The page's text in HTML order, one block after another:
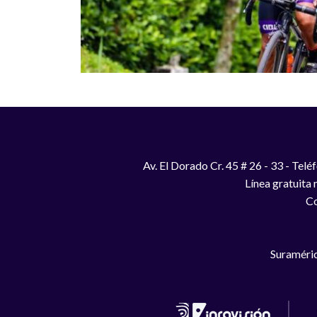
Av. El Dorado Cr. 45 # 26 - 33 -
Línea gratuita